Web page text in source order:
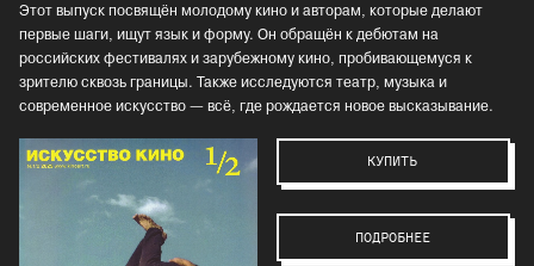
Этот выпуск посвящён молодому кино и авторам, которые делают
первые шаги, ищут язык и форму. Он обращён к дебютам на
российских фестивалях и зарубежному кино, пробивающемуся к
зрителю сквозь границы. Также исследуются театр, музыка и
современное искусство — всё, где рождается новое высказывание.
КУПИТЬ
ПОДРОБНЕЕ